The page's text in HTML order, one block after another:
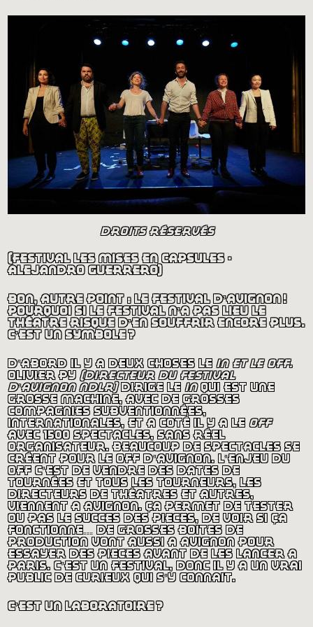
droits réservés
(festival les mises en capsules -
alejandro guerrero)
bon, autre point : le festival d’avignon !
pourquoi si le festival n’a pas lieu le
théâtre risque d’en souffrir encore plus.
c’est un symbole?
d’abord il y a deux choses lein et le off.
olivier py(directeur du festival
d’avignon ndlr) dirige le inqui est une
grosse machine, avec de grosses
compagnies subventionnées,
internationales, et à côté il y a le off
avec 1500 spectacles, sans réel
organisateur. beaucoup de spectacles se
créent pour le off d’avignon. l’enjeu du
off c’est de vendre des dates de
tournées et tous les tourneurs, les
directeurs de théâtres et autres,
viennent à avignon. ça permet de tester
ou pas le succès des pièces, de voir si ça
fonctionne… de grosses boites de
production vont aussi à avignon pour
essayer des pièces avant de les lancer à
paris. c’est un festival, donc il y a un vrai
public de curieux qui s’y connaît.
c’est un laboratoire?